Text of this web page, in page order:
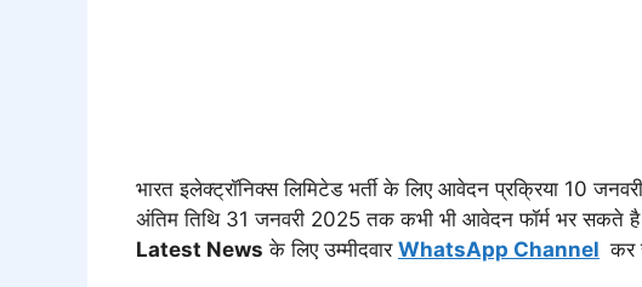
भारत इलेक्ट्रॉनिक्स लिमिटेड भर्ती के लिए आवेदन प्रक्रिया 10
अंतिम तिथि 31 जनवरी 2025 तक कभी भी आवेदन फॉर्म भर सकते है।
Latest News के लिए उम्मीदवार WhatsApp Channel कर